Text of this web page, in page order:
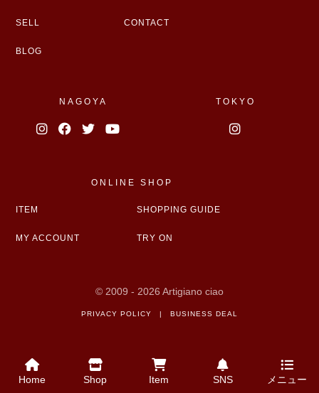
SELL CONTACT
BLOG
NAGOYA TOKYO
ONLINE SHOP
ITEM SHOPPING GUIDE
MY ACCOUNT TRY ON
© 2009 - 2026 Artigiano ciao
PRIVACY POLICY | BUSINESS DEAL
Home Shop Item SNS メニュー